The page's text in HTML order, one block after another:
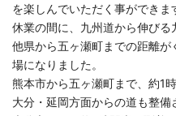
を楽しんでいただく事ができま
休業の間に、九州道から伸びる
他県から五ヶ瀬町までの距離
場になりました。
熊本市から五ヶ瀬町まで、約1
大分・延岡方面からの道も整備